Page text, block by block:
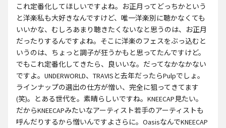
これ定番化してほしいですよね。お正月ってどっちかという
と洋楽私も大好きなんですけど、唯一洋楽別に聴かなくても
いいかな、むしろあまり聴きたくないなと思うのは、お正月
だったりするんですよね。そこに洋楽のフェスをぶっ込むと
いうのは、ちょっと調子が狂うかもと思ってたんですけど。
でもこれ定番化してきたら、良いいな。だってなかなかない
ですよ。UNDERWORLD、TRAVISと去年だったらPulpでしょ。
ラインナップの選出の仕方が憎い、完全に狙ってきてます
(笑)。とある世代を。素晴らしいですね。KNEECAP見たい。
だからKNEECAPみたいなアーティスト若手のアーティストも
呼んだりするから憎いんですよさらに。OasisなんでKNEECAP